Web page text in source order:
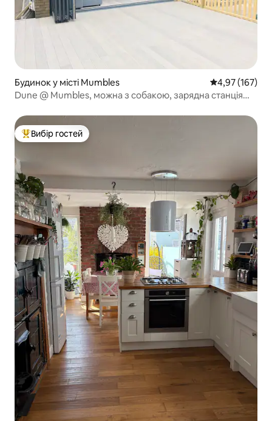
Будинок у місті Mumbles Середня
4,97 (167)
Dune @ Mumbles, можна з собакою, зарядна станція
Топ вибір гостей
Вибір гостей